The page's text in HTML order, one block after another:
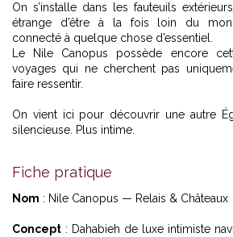
On s’installe dans les fauteuils
étrange d’être à la fois loin du
connecté à quelque chose d’essentiel.
Le Nile Canopus possède encore
voyages qui ne cherchent pas
faire ressentir.
On vient ici pour découvrir une autre
silencieuse. Plus intime.
Fiche pratique
Nom : Nile Canopus — Relais & Châteaux
Concept : Dahabieh de luxe intimiste